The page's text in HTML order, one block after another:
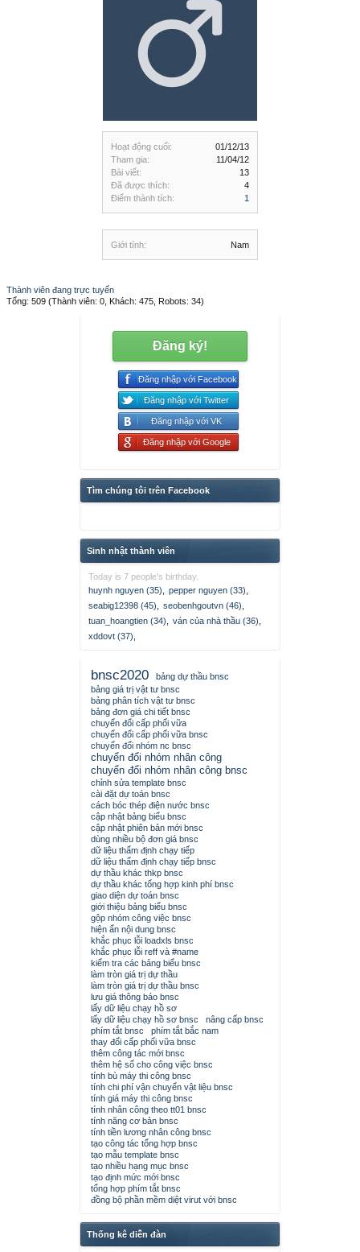
Hoạt động cuối:
01/12/13
Tham gia:
11/04/12
Bài viết:
13
Đã được thích:
4
Điểm thành tích:
1
Giới tính: Nam
Thành viên đang trực tuyến
Tổng: 509 (Thành viên: 0, Khách: 475, Robots: 34)
Đăng ký!
Đăng nhập với Facebook
Đăng nhập với Twitter
Đăng nhập với VK
Đăng nhập với Google
Tìm chúng tôi trên Facebook
Sinh nhật thành viên
Today is 7 people's birthday.
huynh nguyen (35)
pepper nguyen (33)
seabig12398 (45)
seobenhgoutvn (46)
tuan_hoangtien (34)
ván của nhà thầu (36)
xddovt (37)
bnsc2020
bảng dự thầu bnsc
bảng giá trị vật tư bnsc
bảng phân tích vật tư bnsc
bảng đơn giá chi tiết bnsc
chuyển đổi cấp phối vữa
chuyển đổi cấp phối vữa bnsc
chuyển đổi nhóm nc bnsc
chuyển đổi nhóm nhân công
chuyển đổi nhóm nhân công bnsc
chỉnh sửa template bnsc
cài đặt dự toán bnsc
cách bóc thép điện nước bnsc
cập nhật bảng biểu bnsc
cập nhật phiên bản mới bnsc
dùng nhiều bộ đơn giá bnsc
dữ liệu thẩm định chạy tiếp
dữ liệu thẩm định chạy tiếp bnsc
dự thầu khác thkp bnsc
dự thầu khác tổng hợp kinh phí bnsc
giao diện dự toán bnsc
giới thiệu bảng biểu bnsc
gộp nhóm công việc bnsc
hiện ẩn nội dung bnsc
khắc phục lỗi loadxls bnsc
khắc phục lỗi reff và #name
kiểm tra các bảng biểu bnsc
làm tròn giá trị dự thầu
làm tròn giá trị dự thầu bnsc
lưu giá thông báo bnsc
lấy dữ liệu chạy hồ sơ
lấy dữ liệu chạy hồ sơ bnsc
nâng cấp bnsc
phím tắt bnsc
phím tắt bắc nam
thay đổi cấp phối vữa bnsc
thêm công tác mới bnsc
thêm hệ số cho công việc bnsc
tính bù máy thi công bnsc
tính chi phí vận chuyển vật liệu bnsc
tính giá máy thi công bnsc
tính nhân công theo tt01 bnsc
tính năng cơ bản bnsc
tính tiền lương nhân công bnsc
tạo công tác tổng hợp bnsc
tạo mẫu template bnsc
tạo nhiều hạng mục bnsc
tạo định mức mới bnsc
tổng hợp phím tắt bnsc
đồng bộ phần mềm diệt virut với bnsc
Thống kê diễn đàn